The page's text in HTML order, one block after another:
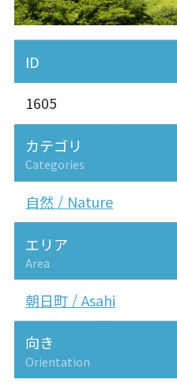
ID
1605
カテゴリ
Categories
自然 / Nature
エリア
Area
朝日町 / Asahi
向き
Orientation